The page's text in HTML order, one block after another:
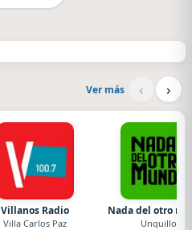
Ver más ‹ ›
Villanos Radio
Villa Carlos Paz
Nada del otro
Unquillo